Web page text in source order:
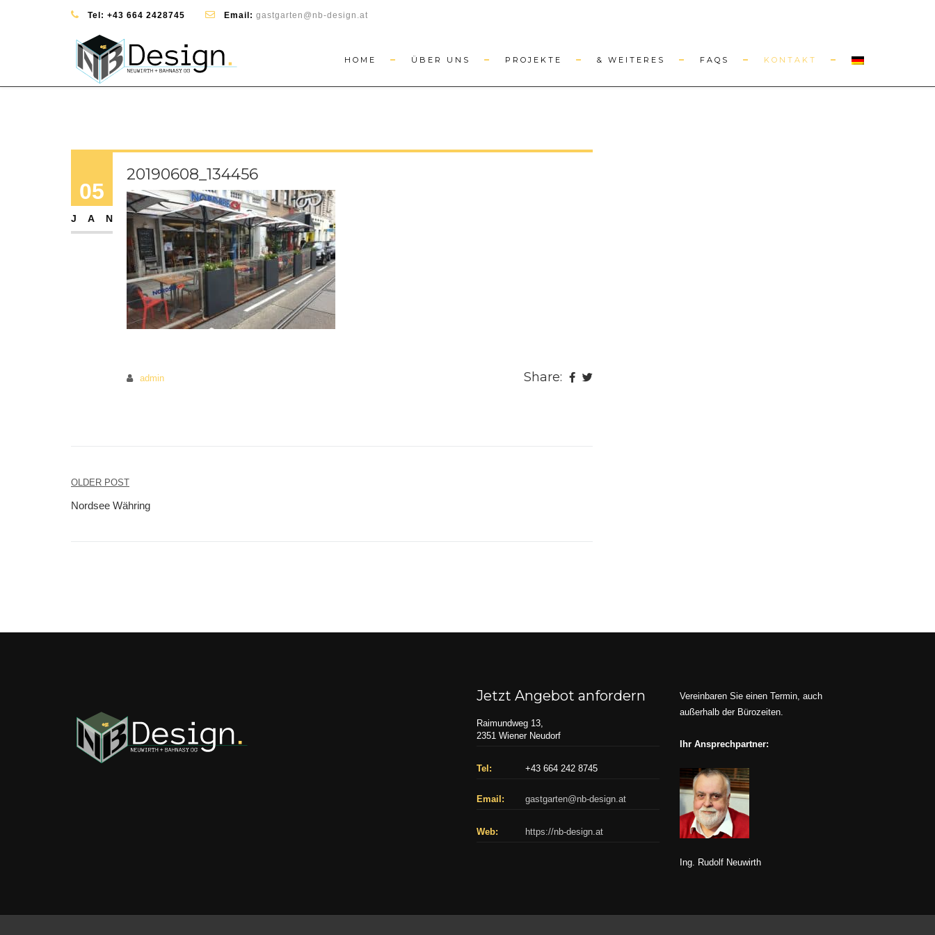
Tel: +43 664 2428745 Email: gastgarten@nb-design.at
HOME ÜBER UNS PROJEKTE & WEITERES FAQS KONTAKT
05
JAN
20190608_134456
admin Share:
Beitragsnavigation
OLDER POST
Nordsee Währing
Jetzt Angebot anfordern
Raimundweg 13,
2351 Wiener Neudorf
Tel: +43 664 242 8745
Email: gastgarten@nb-design.at
Web: https://nb-design.at
Vereinbaren Sie einen Termin, auch
außerhalb der Bürozeiten.
Ihr Ansprechpartner:
Ing. Rudolf Neuwirth